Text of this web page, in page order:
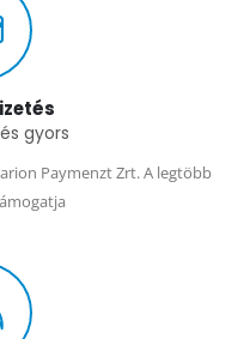
gyors
Paymenzt Zrt. A legtöbb